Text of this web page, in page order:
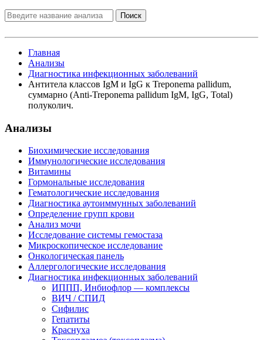
Поиск
Главная
Анализы
Диагностика инфекционных заболеваний
Aнтитела классов IgM и IgG к Treponema pallidum,
суммарно (Anti-Treponema pallidum IgM, IgG, Total)
полуколич.
Анализы
Биохимические исследования
Иммунологические исследования
Витамины
Гормональные исследования
Гематологические исследования
Диагностика аутоиммунных заболеваний
Определение групп крови
Анализ мочи
Исследование системы гемостаза
Микроскопическое исследование
Онкологическая панель
Аллергологические исследования
Диагностика инфекционных заболеваний
ИППП, Инбиофлор — комплексы
ВИЧ / СПИД
Сифилис
Гепатиты
Краснуха